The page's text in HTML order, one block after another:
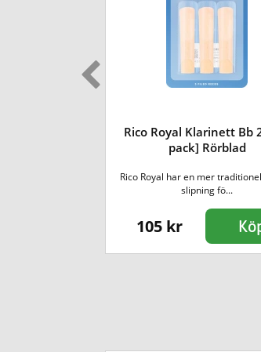
Rico Royal Klarinett Bb
pack] Rörblad
Rico Royal har en mer
slipning fö...
105 kr